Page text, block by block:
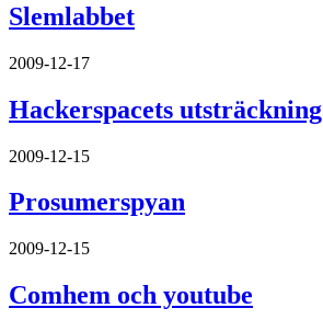
Slemlabbet
2009-12-17
Hackerspacets utsträckning
2009-12-15
Prosumerspyan
2009-12-15
Comhem och youtube